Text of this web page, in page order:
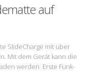
auf
SlideCharge mit über
Mit dem Gerät kann die
werden. Erste Funk-